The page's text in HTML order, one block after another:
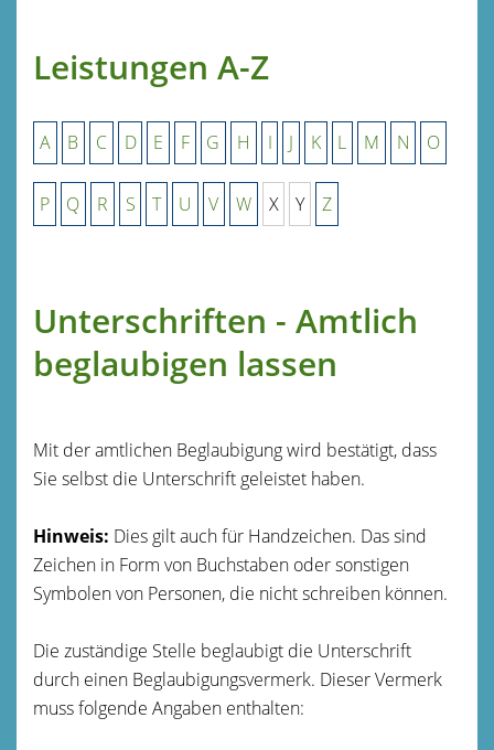
Leistungen A-Z
A B C D E F G H I J K L M N O
P Q R S T U V W X Y Z
Unterschriften - Amtlich
beglaubigen lassen
Mit der amtlichen Beglaubigung wird bestätigt, dass
Sie selbst die Unterschrift geleistet haben.
Hinweis: Dies gilt auch für Handzeichen. Das sind
Zeichen in Form von Buchstaben oder sonstigen
Symbolen von Personen, die nicht schreiben können.
Die zuständige Stelle beglaubigt die Unterschrift
durch einen Beglaubigungsvermerk. Dieser Vermerk
muss folgende Angaben enthalten: